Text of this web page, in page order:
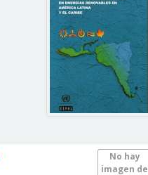
No hay
imagen de